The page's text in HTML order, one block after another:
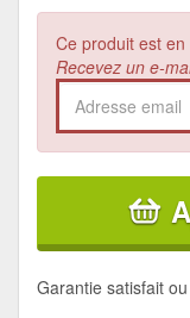
Ce produit est
Recevez un e-
Garantie satisfait